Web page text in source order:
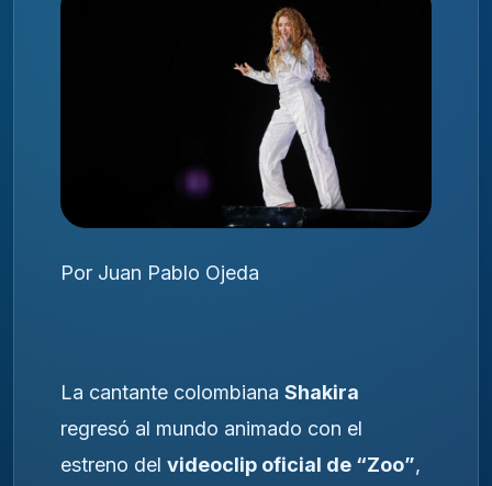
Por Juan Pablo Ojeda
La cantante colombiana Shakira
regresó al mundo animado con el
estreno del videoclip oficial de “Zoo”,